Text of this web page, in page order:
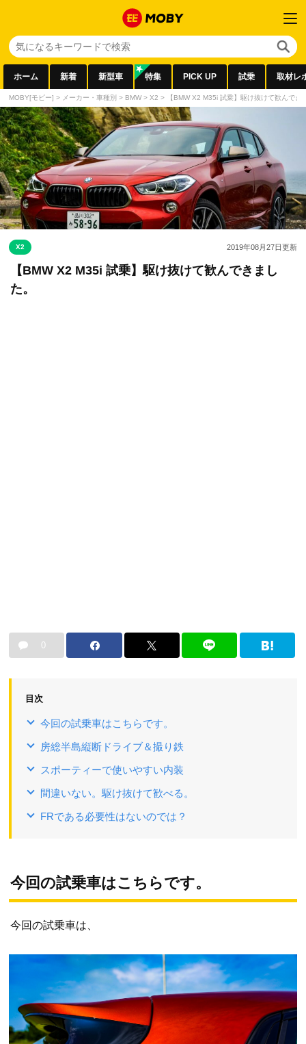
ホーム 新着 新型車 特集 PICK UP 試乗 取材レ
MOBY[モビー] > メーカー・車種別 > BMW> X2 > 【BMW X2 M35i 試乗】駆け抜けて歓んでき
X2 2019年08月27日更新
【BMW X2 M35i 試乗】駆け抜けて歓んできまし
た。
0
目次
今回の試乗車はこちらです。
房総半島縦断ドライブ＆撮り鉄
スポーティーで使いやすい内装
間違いない。駆け抜けて歓べる。
FRである必要性はないのでは？
今回の試乗車はこちらです。
今回の試乗車は、